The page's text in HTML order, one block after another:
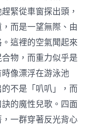
緊從車窗探出頭，
而是一望無際、由
這裡的空氣聞起來
物，而重力似乎是
像漂浮在游泳池
不是「叭叭」，而
的魔性兒歌。四面
一群穿著反光背心